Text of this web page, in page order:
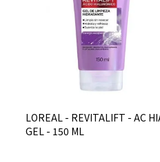
LOREAL - REVITALIFT - AC
GEL - 150 ML